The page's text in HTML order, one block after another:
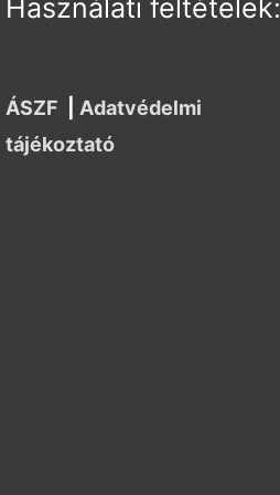
Használati feltételek:
ÁSZF
Adatvédelmi
tájékoztató